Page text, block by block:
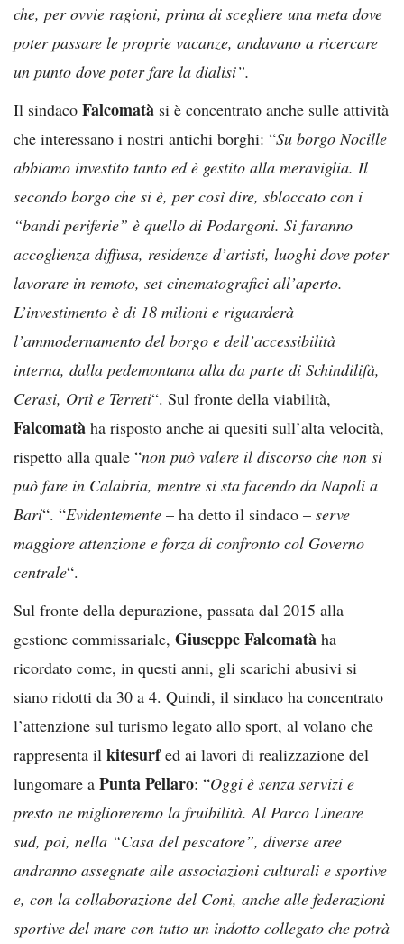
che, per ovvie ragioni, prima di scegliere una meta dove
poter passare le proprie vacanze, andavano a ricercare
un punto dove poter fare la dialisi”.
Il sindaco Falcomatà si è concentrato anche sulle attività
che interessano i nostri antichi borghi: “Su borgo Nocille
abbiamo investito tanto ed è gestito alla meraviglia. Il
secondo borgo che si è, per così dire, sbloccato con i
“bandi periferie” è quello di Podargoni. Si faranno
accoglienza diffusa, residenze d’artisti, luoghi dove poter
lavorare in remoto, set cinematografici all’aperto.
L’investimento è di 18 milioni e riguarderà
l’ammodernamento del borgo e dell’accessibilità
interna, dalla pedemontana alla da parte di Schindilifà,
Cerasi, Ortì e Terreti“. Sul fronte della viabilità,
Falcomatà ha risposto anche ai quesiti sull’alta velocità,
rispetto alla quale “non può valere il discorso che non si
può fare in Calabria, mentre si sta facendo da Napoli a
Bari“. “Evidentemente – ha detto il sindaco – serve
maggiore attenzione e forza di confronto col Governo
centrale“.
Sul fronte della depurazione, passata dal 2015 alla
gestione commissariale, Giuseppe Falcomatà ha
ricordato come, in questi anni, gli scarichi abusivi si
siano ridotti da 30 a 4. Quindi, il sindaco ha concentrato
l’attenzione sul turismo legato allo sport, al volano che
rappresenta il kitesurfed ai lavori di realizzazione del
lungomare a Punta Pellaro: “Oggi è senza servizi e
presto ne miglioreremo la fruibilità. Al Parco Lineare
sud, poi, nella “Casa del pescatore”, diverse aree
andranno assegnate alle associazioni culturali e sportive
e, con la collaborazione del Coni, anche alle federazioni
sportive del mare con tutto un indotto collegato che potrà